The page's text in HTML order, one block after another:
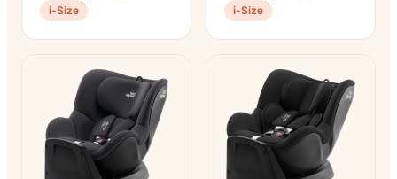
i-Size i-Size